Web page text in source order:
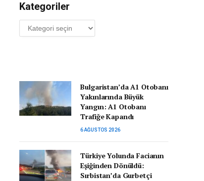
Kategoriler
Kategoriler
Bulgaristan’da A1 Otobanı
Yakınlarında Büyük
Yangın: A1 Otobanı
Trafiğe Kapandı
6 AĞUSTOS 2026
Türkiye Yolunda Facianın
Eşiğinden Dönüldü:
Sırbistan’da Gurbetçi